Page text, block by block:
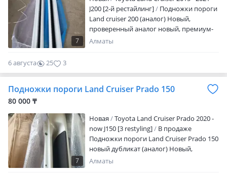
7
J200 [2-й рестайлинг]
Подножки пороги
Land cruiser 200 (аналог) Новый,
проверенный аналог новый, премиум-
качество Toyota/Lexus В наличии и под
цену уточняйте у Ибрахима После 18: 00
— просьба писать, не звонить
Алматы
6 августа 25 3
Подножки пороги Land Cruiser Prado 150
80 000 ₸
7
Новая
Toyota Land Cruiser Prado 2020 -
now J150 [3 restyling]
В продаже
Подножки пороги Land Cruiser Prado 150
новый дубликат (аналог) Новый,
проверенный аналог новый, премиум-
Алматы